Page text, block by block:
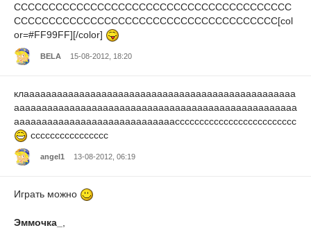
СССССССССССССССССССССССССССССССССССССССС
СССССССССССССССССССССССССССССССССССССС[col
or=#FF99FF][/color]
BELA 15-08-2012, 18:20
клааааааааааааааааааааааааааааааааааааааааааааааааа
ааааааааааааааааааааааааааааааааааааааааааааааааааа
ааааааааааааааааааааааааааааассссссссссссссссссссссссс
сссссссссссссссс
angel1 13-08-2012, 06:19
Играть можно
Эммочка_